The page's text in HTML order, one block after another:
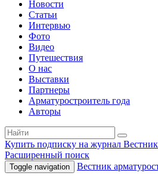
Новости
Статьи
Интервью
Фото
Видео
Путешествия
О нас
Выставки
Партнеры
Арматуростроитель года
Авторы
Купить подписку на журнал
Расширенный поиск
Toggle navigation Вестник